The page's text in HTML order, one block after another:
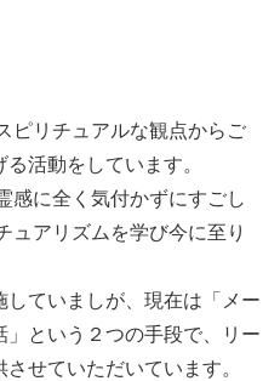
ピリチュアルな観点からご
活動をしています。
感に全く気付かずにすごし
ュアリズムを学び今に至り
していましが、現在は「メー
という２つの手段で、リー
せていただいています。